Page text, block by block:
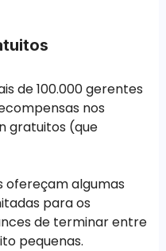
de 100.000 gerentes
nos
gratuitos (que
ofereçam algumas
para os
de terminar entre
pequenas.